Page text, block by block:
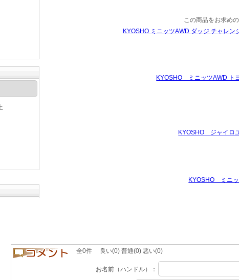
この商品をお求め
KYOSHO ミニッツAWD ダッジ チャレ
KYOSHO ミニッツAWD ト
KYOSHO ジャイロ
KYOSHO ミニッ
全0件 良い(0) 普通(0) 悪い(0)
お名前（ハンドル）：